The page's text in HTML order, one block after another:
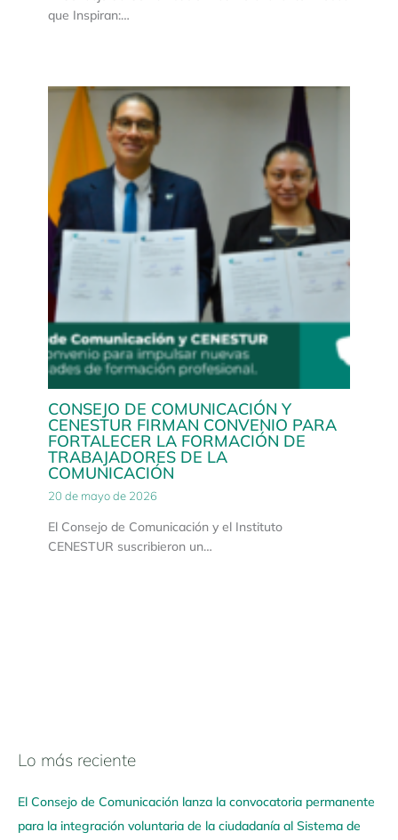
que Inspiran:…
CONSEJO DE COMUNICACIÓN Y
CENESTUR FIRMAN CONVENIO PARA
FORTALECER LA FORMACIÓN DE
TRABAJADORES DE LA
COMUNICACIÓN
20 de mayo de 2026
El Consejo de Comunicación y el Instituto
CENESTUR suscribieron un…
Lo más reciente
El Consejo de Comunicación lanza la convocatoria permanente
para la integración voluntaria de la ciudadanía al Sistema de
N
v
e